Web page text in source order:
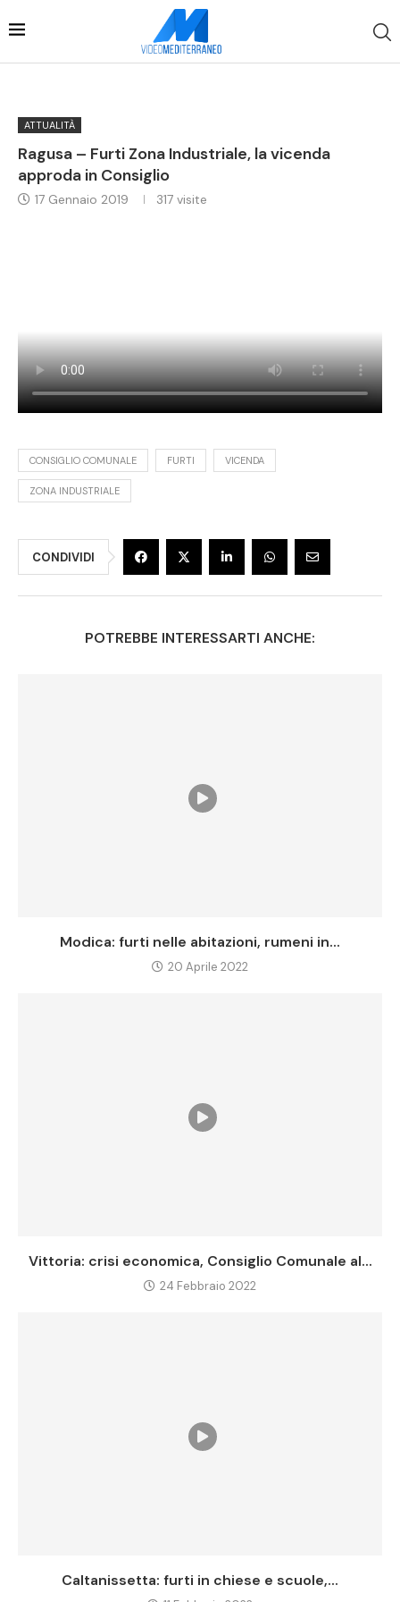
ATTUALITÀ
Ragusa – Furti Zona Industriale, la vicenda
approda in Consiglio
17 Gennaio 2019 317 visite
CONSIGLIO COMUNALE FURTI VICENDA
ZONA INDUSTRIALE
CONDIVIDI
POTREBBE INTERESSARTI ANCHE:
Modica: furti nelle abitazioni, rumeni in...
20 Aprile 2022
Vittoria: crisi economica, Consiglio Comunale al...
24 Febbraio 2022
Caltanissetta: furti in chiese e scuole,...